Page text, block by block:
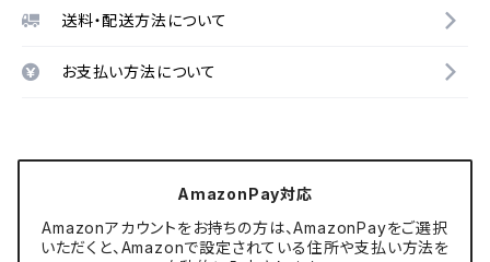
送料・配送方法について
お支払い方法について
AmazonPay対応
Amazonアカウントをお持ちの方は、AmazonPayをご選択
いただくと、Amazonで設定されている住所や支払い方法を